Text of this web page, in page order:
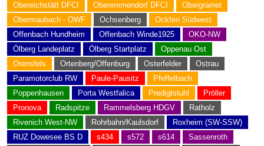
Obereichstätt DFCI
Oberemmendorf DFCI
Obergrainet
Obermaubach - OWF
Ochsenberg
Ockfen Südwest
Offenbach Hundheim
Offenbach Winde1925
OKO-NW
Ölberg Landeplatz
Ölberg Startplatz
Oppenau Ost
Orensfels
Ortenberg/Offenburg Osterfelder
Ostrau
Paramotorclub RW
Paule-Pausitz
Pfeffelbach
Poppenhausen
Porta Westfalica Predigtstuhl
Pröller
Pronova
Radspitze Rammelsberg HDGV
Ratholz
Rivenich West-NW
Rohrbahn/Kaulsdorf
Roxheim (SW-SSW)
RUZ Dowesee BS D
s434 s572 s614
Sassenroth